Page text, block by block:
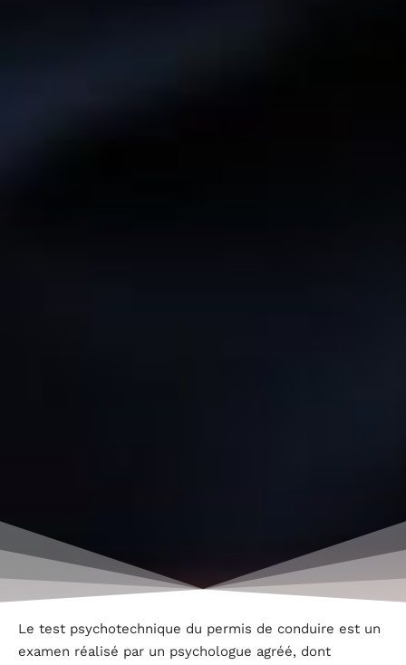
Le test psychotechnique du permis de conduire est un
examen réalisé par un psychologue agréé, dont